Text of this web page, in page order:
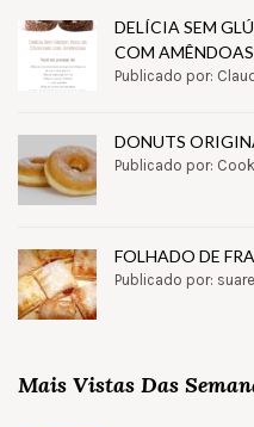
DELÍCIA SEM
COM AMÊNDOAS
Publicado por:
DONUTS
Publicado por:
FOLHADO DE
Publicado por:
Mais Vistas Das